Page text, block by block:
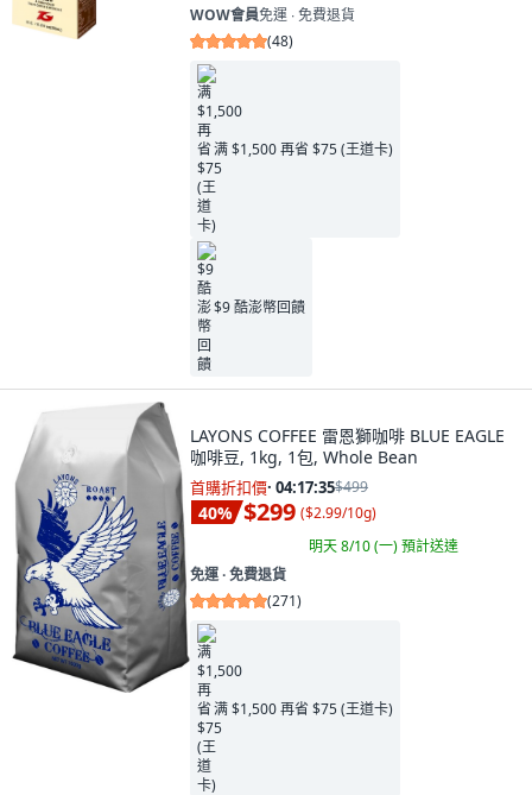
WOW會員免運 ∙ 免費退貨
(48)
满 $1,500 再省 $75 (王道卡)
$9 酷澎幣回饋
LAYONS COFFEE 雷恩獅咖啡 BLUE EAGLE
咖啡豆, 1kg, 1包, Whole Bean
首購折扣價· 04:17:34$499
40% $299 ($2.99/10g)
明天 8/10 (一)預計送達
免運 ∙ 免費退貨
(271)
满 $1,500 再省 $75 (王道卡)